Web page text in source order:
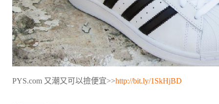
PYS.com 又潮又可以撿便宜>>http://bit.ly/1SkHjBD